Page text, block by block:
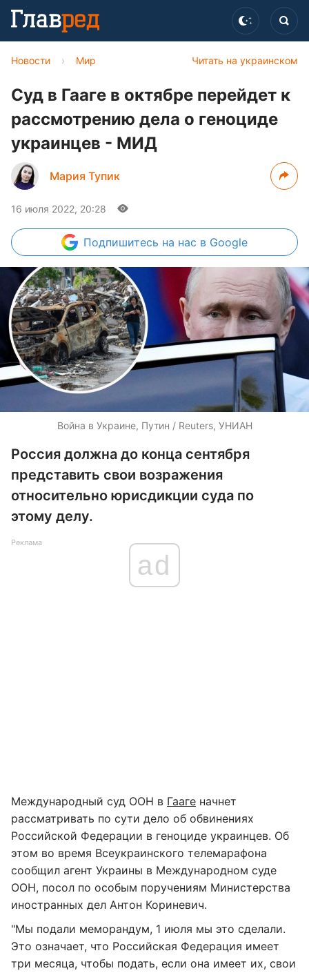
Читать на украинском
Новости › Мир
Суд в Гааге в октябре перейдет к
рассмотрению дела о геноциде
украинцев - МИД
Мария Тупик
16 июля 2022, 20:28
Подпишитесь на нас в Google
Война в Украине, Путин / Reuters, УНИАН
Россия должна до конца сентября
представить свои возражения
относительно юрисдикции суда по
этому делу.
Реклама
ad
Международный суд ООН в Гааге начнет
рассматривать по сути дело об обвинениях
Российской Федерации в геноциде украинцев. Об
этом во время Всеукраинского телемарафона
сообщил агент Украины в Международном суде
ООН, посол по особым поручениям Министерства
иностранных дел Антон Кориневич.
"Мы подали меморандум, 1 июля мы это сделали.
Это означает, что Российская Федерация имеет
три месяца, чтобы подать, если она имеет их, свои